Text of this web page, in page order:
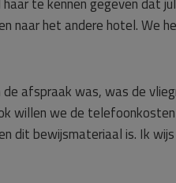
naar het andere hotel. We
afspraak was, was de
willen we de
dit bewijsmateriaal is. Ik